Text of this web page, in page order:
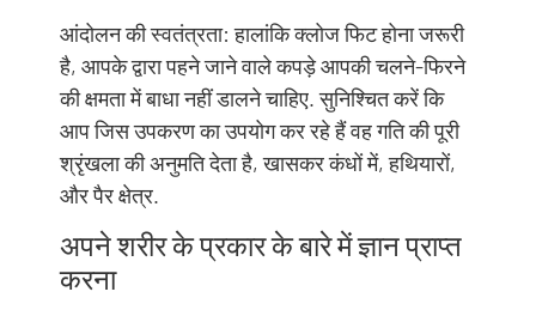
आंदोलन की स्वतंत्रता: हालांकि क्लोज फिट होना जरूरी
है, आपके द्वारा पहने जाने वाले कपड़े आपकी चलने-फिरने
की क्षमता में बाधा नहीं डालने चाहिए. सुनिश्चित करें कि
आप जिस उपकरण का उपयोग कर रहे हैं वह गति की पूरी
श्रृंखला की अनुमति देता है, खासकर कंधों में, हथियारों,
और पैर क्षेत्र.
अपने शरीर के प्रकार के बारे में ज्ञान प्राप्त
करना